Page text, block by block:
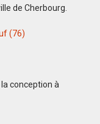
de Cherbourg.
(76)
conception à